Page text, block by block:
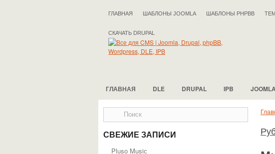
ГЛАВНАЯ ШАБЛОНЫ JOOMLA ШАБЛОНЫ PHPBB
СКАЧАТЬ DRUPAL
ГЛАВНАЯ DLE DRUPAL IPB
СВЕЖИЕ ЗАПИСИ
Pluso Musiс